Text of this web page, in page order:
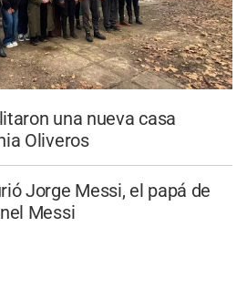
una nueva casa
Oliveros
Jorge Messi, el papá de
Messi